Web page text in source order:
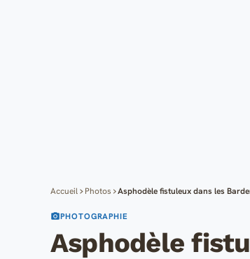
Accueil Photos Asphodèle fistuleux dans les
PHOTOGRAPHIE
Asphodèle